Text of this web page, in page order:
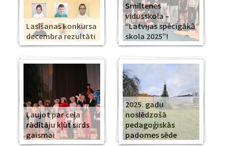
Lasīšanas konkursa
decembra rezultāti
Smiltenes
vidusskola –
“Latvijas spēcīgākā
skola 2025”!
Ļaujot par ceļa
rādītāju kļūt sirds
gaismai
2025. gadu
noslēdzošā
pedagoģiskās
padomes sēde